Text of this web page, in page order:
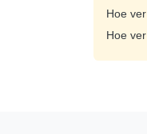
Hoe
Hoe